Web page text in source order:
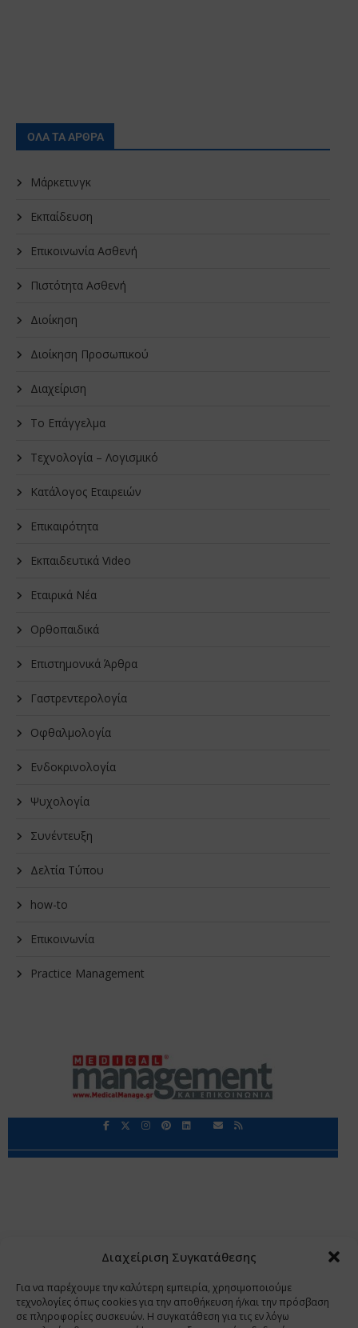
Διαχείριση Συγκατάθεσης
Για να παρέχουμε την καλύτερη εμπειρία, χρησιμοποιούμε
τεχνολογίες όπως cookies για την αποθήκευση ή/και την πρόσβαση
σε πληροφορίες συσκευών. Η συγκατάθεση για τις εν λόγω
ΟΛΑ ΤΑ ΑΡΘΡΑ
Μάρκετινγκ
Εκπαίδευση
Επικοινωνία Ασθενή
Πιστότητα Ασθενή
Διοίκηση
Διοίκηση Προσωπικού
Διαχείριση
Το Επάγγελμα
Τεχνολογία – Λογισμικό
Κατάλογος Εταιρειών
Επικαιρότητα
Εκπαιδευτικά Video
Εταιρικά Νέα
Oρθοπαιδικά
Επιστημονικά Άρθρα
Γαστρεντερολογία
Οφθαλμολογία
Ενδοκρινολογία
Ψυχολογία
Συνέντευξη
Δελτία Τύπου
how-to
Επικοινωνία
Practice Management
Copyright 2009 - 2026 © Χαραμή Α.Ε.